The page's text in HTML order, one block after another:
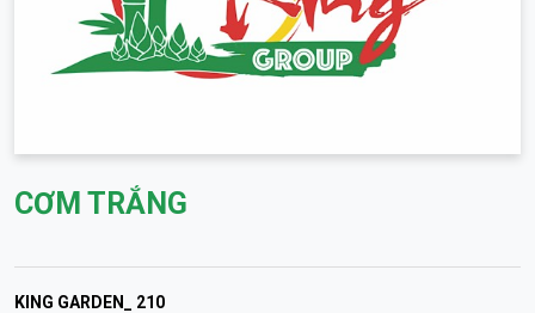
CƠM TRẮNG
KING GARDEN_ 210